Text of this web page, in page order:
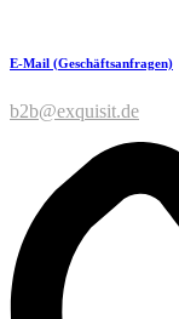
E-Mail (Geschäftsanfragen)
b2b@exquisit.de